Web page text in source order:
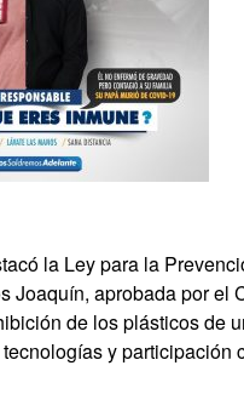
la Ley para la
Joaquín, aprobada por el
de los plásticos de
y participación